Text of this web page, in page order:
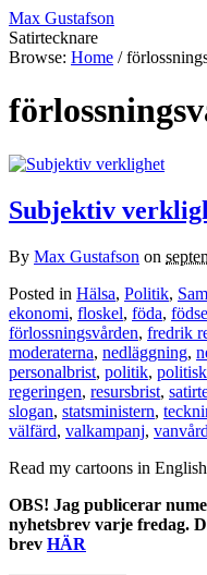
Max Gustafson
Satirtecknare
Browse: Home /
Subjektiv
By Max Gustafson on
Posted in Hälsa, Politik,
ekonomi, floskel, föda,
förlossningsvården, fredrik
moderaterna, nedläggning,
personalbrist, politik,
regeringen, resursbrist,
slogan, statsministern,
välfärd, valkampanj, vanvård
Read my cartoons in English
OBS! Jag publicerar
nyhetsbrev varje fredag.
brev HÄR